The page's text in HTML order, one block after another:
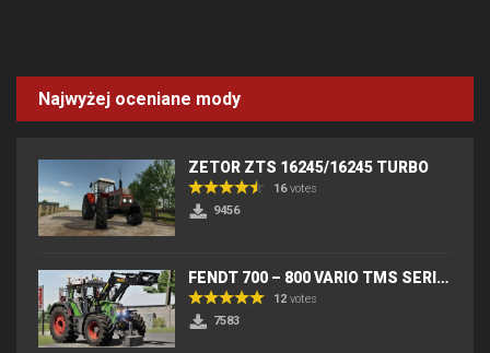
Najwyżej oceniane mody
ZETOR ZTS 16245/16245 TURBO
16votes
9456
FENDT 700 – 800 VARIO TMS SERIES (IC) V2
12 votes
7583